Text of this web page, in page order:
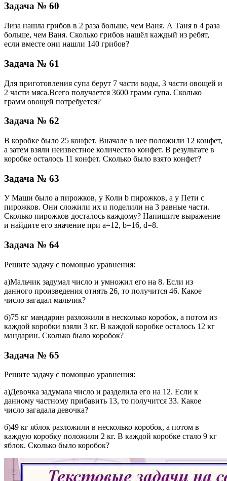
Задача № 60
Лиза нашла грибов в 2 раза больше, чем Ваня. А Таня в 4 раза
больше, чем Ваня. Сколько грибов нашёл каждый из ребят,
если вместе они нашли 140 грибов?
Задача № 61
Для приготовления супа берут 7 части воды, 3 части овощей и
2 части мяса.Всего получается 3600 грамм супа. Сколько
грамм овощей потребуется?
Задача № 62
В коробке было 25 конфет. Вначале в нее положили 12 конфет,
а затем взяли неизвестное количество конфет. В результате в
коробке осталось 11 конфет. Сколько было взято конфет?
Задача № 63
У Маши было a пирожков, у Коли b пирожков, а у Пети c
пирожков. Они сложили их и поделили на 3 равные части.
Сколько пирожков досталось каждому? Напишите выражение
и найдите его значение при а=12, b=16, d=8.
Задача № 64
Решите задачу с помощью уравнения:
а)Мальчик задумал число и умножил его на 8. Если из
данного произведения отнять 26, то получится 46. Какое
число загадал мальчик?
б)75 кг мандарин разложили в несколько коробок, а потом из
каждой коробки взяли 3 кг. В каждой коробке осталось 12 кг
мандарин. Сколько было коробок?
Задача № 65
Решите задачу с помощью уравнения:
а)Девочка задумала число и разделила его на 12. Если к
данному частному прибавить 13, то получится 33. Какое
число загадала девочка?
б)49 кг яблок разложили в несколько коробок, а потом в
каждую коробку положили 2 кг. В каждой коробке стало 9 кг
яблок. Сколько было коробок?